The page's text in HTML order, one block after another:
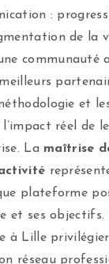
:
de la
communauté
et
réel de
La maîtrise
plateforme
et ses
à Lille
réseau